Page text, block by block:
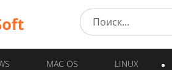
MAC OS LINUX